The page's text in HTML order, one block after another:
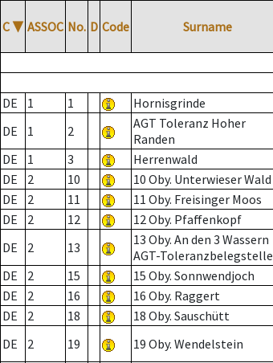
C ▼ ASSOC No. D Code Surname
DE
1 1 Hornisgrinde
DE
1 2
AGT Toleranz Hoher
Randen
DE
1 3 Herrenwald
DE
2 10 10 Oby. Unterwieser Wald
DE
2 11 11 Oby. Freisinger Moos
DE
2 12 12 Oby. Pfaffenkopf
DE
2 13
13 Oby. An den 3 Wassern
AGT-Toleranzbelegstelle
DE
2 15 15 Oby. Sonnwendjoch
DE
2 16 16 Oby. Raggert
DE
2 18 18 Oby. Sauschütt
DE
2 19 19 Oby. Wendelstein